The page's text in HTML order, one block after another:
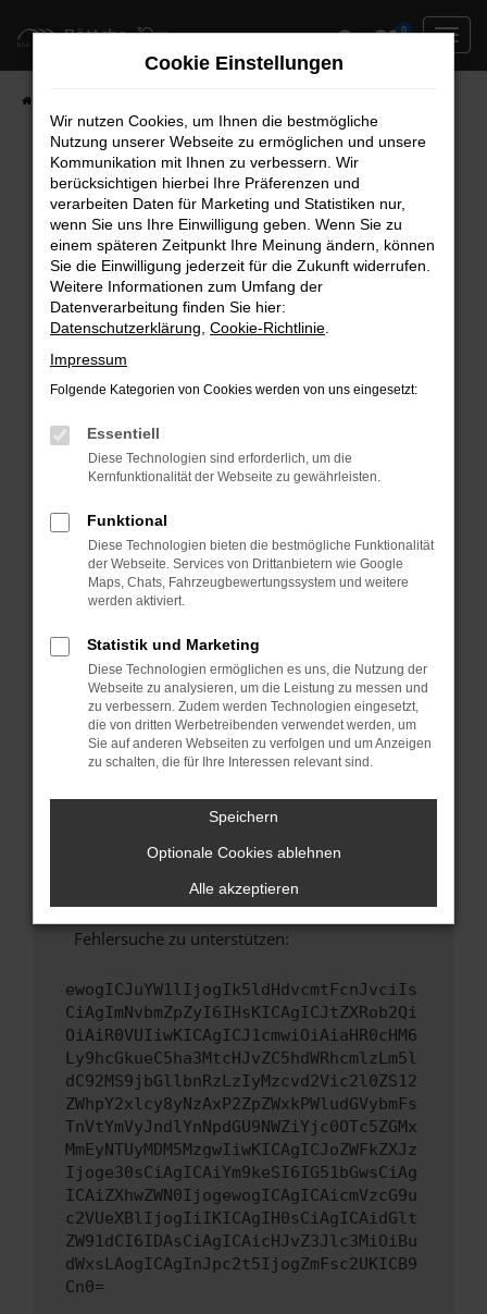
Zum
springen
0
Fehler: Network Error
Beim Laden ist ein Fehler aufgetreten.
Hier sind ein paar Tipps, die dir helfen können:
Überprüfe deine Firewall und deine
Internetverbindung.
Laden andere Webseiten, zum Beispiel deine
Manche Erweiterungen, wie Werbeblocker,
können das Laden bestimmter Seiten
verhindern. Funktioniert die Seite in einem
Fenster?
Starte dein Gerät neu.
Das kann manchmal helfen, vorübergehende
Probleme zu beheben.
Stelle sicher, dass dein Browser und dein
Betriebssystem auf dem neuesten Stand
sind.
Veraltete Software birgt nicht nur ein
Sicherheitsrisiko, sondern kann auch dazu
führen, dass bestimmte Funktionen nicht mehr
Wende dich an den Webseitenbetreiber.
Wenn du alle oben genannten Schritte versucht
hast, kontaktiere uns bitte. Wir werden
versuchen, das Problem zu beheben. Du kannst
uns diesen Text schicken, um uns bei der
Fehlersuche zu unterstützen:
ewogICJuYW1lIjogIk5ldHdvcmtFcnJvciIs
CiAgImNvbmZpZyI6IHsKICAgICJtZXRob2Qi
OiAiR0VUIiwKICAgICJ1cmwiOiAiaHR0cHM6
Ly9hcGkueC5ha3MtcHJvZC5hdWRhcmlzLm5l
dC92MS9jbGllbnRzLzIyMzcvd2Vic2l0ZS12
ZWhpY2xlcy8yNzAxP2ZpZWxkPWludGVybmFs
TnVtYmVyJndlYnNpdGU9NWZiYjc0OTc5ZGMx
MmEyNTUyMDM5MzgwIiwKICAgICJoZWFkZXJz
Ijoge30sCiAgICAiYm9keSI6IG51bGwsCiAg
ICAiZXhwZWN0IjogewogICAgICAicmVzcG9u
c2VUeXBlIjogIiIKICAgIH0sCiAgICAidGlt
ZW91dCI6IDAsCiAgICAicHJvZ3Jlc3MiOiBu
dWxsLAogICAgInJpc2t5IjogZmFsc2UKICB9
Cn0=
Cookie Einstellungen
Wir nutzen Cookies, um Ihnen die bestmögliche
Nutzung unserer Webseite zu ermöglichen und unsere
Kommunikation mit Ihnen zu verbessern. Wir
berücksichtigen hierbei Ihre Präferenzen und
verarbeiten Daten für Marketing und Statistiken nur,
wenn Sie uns Ihre Einwilligung geben. Wenn Sie zu
einem späteren Zeitpunkt Ihre Meinung ändern, können
Sie die Einwilligung jederzeit für die Zukunft widerrufen.
Weitere Informationen zum Umfang der
Datenverarbeitung finden Sie hier:
Datenschutzerklärung Cookie-Richtlinie
Impressum
Folgende Kategorien von Cookies werden von uns eingesetzt:
Essentiell
Diese Technologien sind erforderlich, um die
Kernfunktionalität der Webseite zu gewährleisten.
Funktional
Diese Technologien bieten die bestmögliche Funktionalität
der Webseite. Services von Drittanbietern wie Google
Maps, Chats, Fahrzeugbewertungssystem und weitere
werden aktiviert.
Statistik und Marketing
Diese Technologien ermöglichen es uns, die Nutzung der
Webseite zu analysieren, um die Leistung zu messen und
zu verbessern. Zudem werden Technologien eingesetzt,
die von dritten Werbetreibenden verwendet werden, um
Sie auf anderen Webseiten zu verfolgen und um Anzeigen
zu schalten, die für Ihre Interessen relevant sind.
Speichern
Optionale Cookies ablehnen
Alle akzeptieren